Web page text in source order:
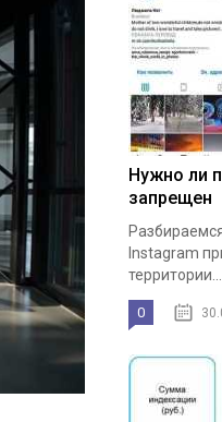
Нужно ли
запрещен
Instagram
территории...
0